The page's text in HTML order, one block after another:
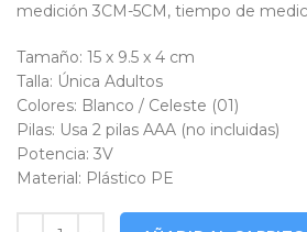
medición 3CM-5CM, tiempo de
Tamaño: 15 x 9.5 x 4 cm
Talla: Única Adultos
Colores: Blanco / Celeste (01)
Pilas: Usa 2 pilas AAA (no incluidas)
Potencia: 3V
Material: Plástico PE
Temometro Digital Tecno Infrarojo R7